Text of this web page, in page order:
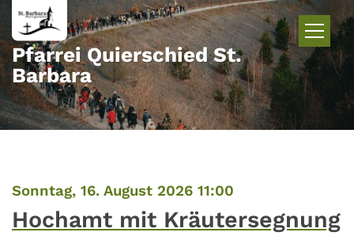
Zum Inhalt springen
Pfarrei Quierschied St.
Barbara
Sonntag, 16. August 2026 11:00
Hochamt mit Kräutersegnung